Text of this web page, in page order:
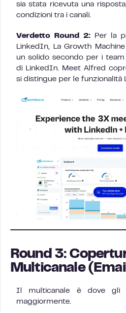
sia stata ricevuta una
condizioni tra i canali.
Verdetto Round 2: Per la
LinkedIn, La Growth
un solido secondo per i
di LinkedIn. Meet Alfred
si distingue per le funzionalità
Round 3:
Multicanale
Il multicanale è dove gli
maggiormente.